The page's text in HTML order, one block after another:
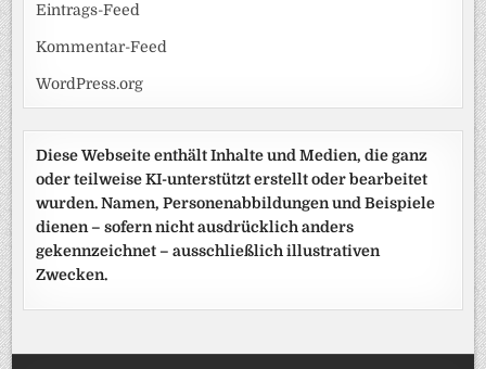
Eintrags-Feed
Kommentar-Feed
WordPress.org
Diese Webseite enthält Inhalte und Medien, die ganz
oder teilweise KI-unterstützt erstellt oder bearbeitet
wurden. Namen, Personenabbildungen und Beispiele
dienen – sofern nicht ausdrücklich anders
gekennzeichnet – ausschließlich illustrativen
Zwecken.